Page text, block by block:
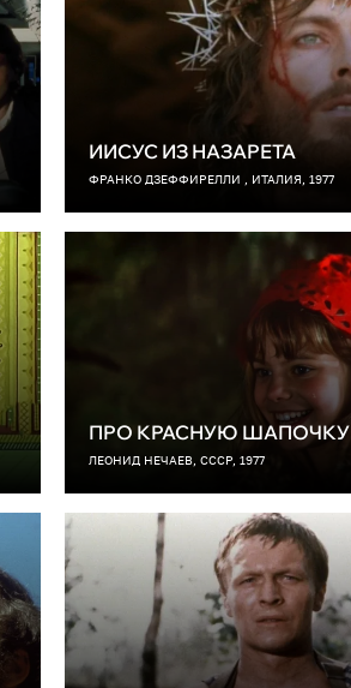
ИИСУС ИЗ НАЗАРЕТА
ФРАНКО ДЗЕФФИРЕЛЛИ , ИТАЛИЯ, 1977
ПРО КРАСНУЮ ШАПОЧКУ
ЛЕОНИД НЕЧАЕВ, СССР, 1977